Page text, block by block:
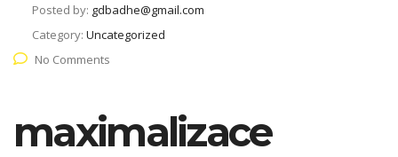
Posted by: gdbadhe@gmail.com
Category: Uncategorized
No Comments
maximalizace